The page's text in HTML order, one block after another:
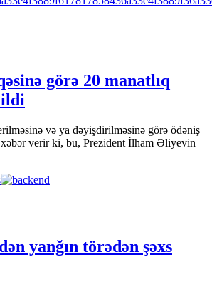
görə 20 manatlıq
və ya dəyişdirilməsinə görə ödəniş
verir ki, bu, Prezident İlham Əliyevin
yanğın törədən şəxs